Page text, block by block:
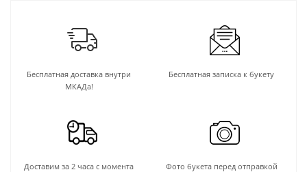
Бесплатная доставка внутри
МКАДа!
Бесплатная записка к букету
Доставим за 2 часа с момента
Фото букета перед отправкой